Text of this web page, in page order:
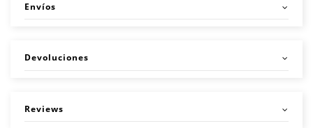
Envíos
Devoluciones
Reviews